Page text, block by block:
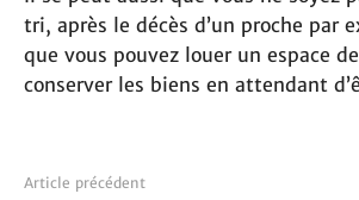
tri, après le décès d’un proche par
que vous pouvez louer un espace
conserver les biens en attendant
Article précédent